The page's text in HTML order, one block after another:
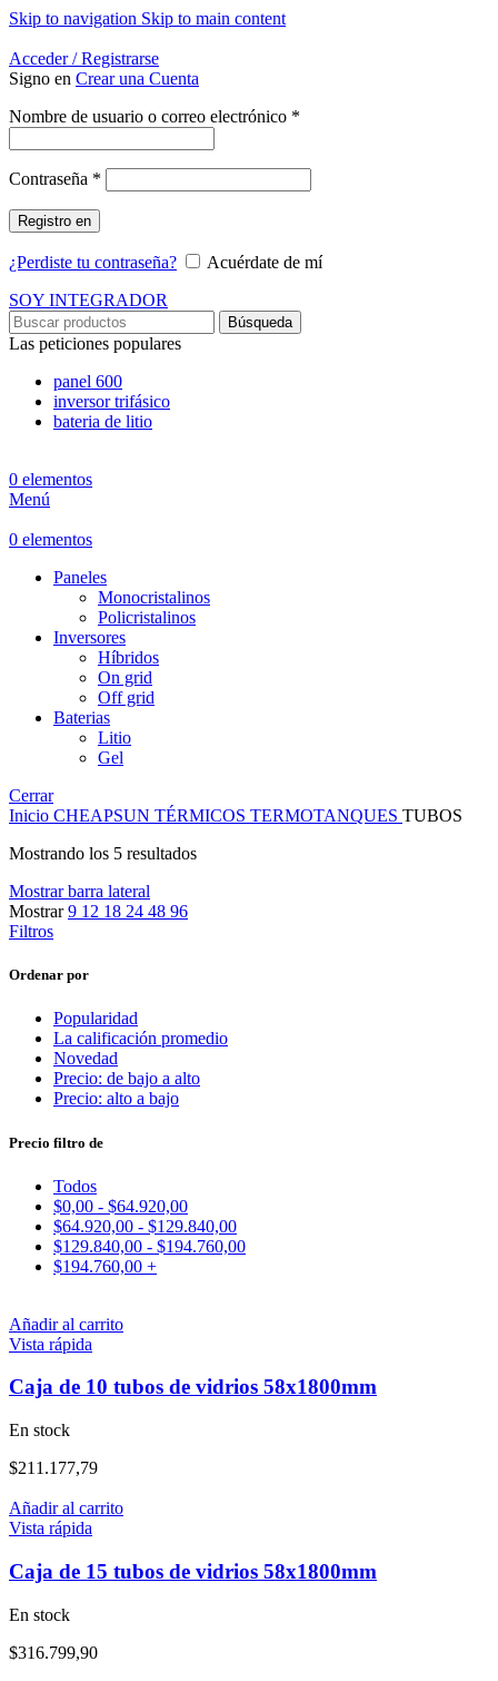
Skip to navigation Skip to main content
Acceder / Registrarse
Signo en Crear una Cuenta
Nombre de usuario o correo electrónico *
Contraseña *
Registro en
¿Perdiste tu contraseña?
Acuérdate de mí
SOY INTEGRADOR
Búsqueda
Las peticiones populares
panel 600
inversor trifásico
bateria de litio
0 elementos
Menú
0 elementos
Paneles
Monocristalinos
Policristalinos
Inversores
Híbridos
On grid
Off grid
Baterias
Litio
Gel
Cerrar
Inicio CHEAPSUN TÉRMICOS TERMOTANQUES TUBOS
Mostrando los 5 resultados
Mostrar barra lateral
Mostrar9 12 18 24 48 96
Filtros
Ordenar por
Popularidad
La calificación promedio
Novedad
Precio: de bajo a alto
Precio: alto a bajo
Precio filtro de
Todos
$0,00 - $64.920,00
$64.920,00 - $129.840,00
$129.840,00 - $194.760,00
$194.760,00 +
Añadir al carrito
Vista rápida
Caja de 10 tubos de vidrios 58x1800mm
En stock
$211.177,79
Añadir al carrito
Vista rápida
Caja de 15 tubos de vidrios 58x1800mm
En stock
$316.799,90